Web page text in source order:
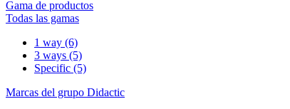
Gama de productos
Todas las gamas
1 way (6)
3 ways (5)
Specific (5)
Marcas del grupo Didactic